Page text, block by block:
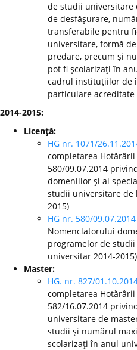
de studii universitare
de desfăşurare,
transferabile pentru
universitare, formă
predare, precum şi
pot fi şcolarizaţi în
cadrul instituţiilor de
particulare acreditate
2014-2015:
Licenţă:
HG nr. 1071/
completarea
580/09.07.2014
domeniilor şi al
studii universitare de
2015)
HG nr. 580/09.07.2014
Nomenclatorului
programelor de
universitar 2014-2015)
Master:
HG. nr. 827/
completarea
582/16.07.2014
universitare de
studii şi numărul
scolarizaţi în anul